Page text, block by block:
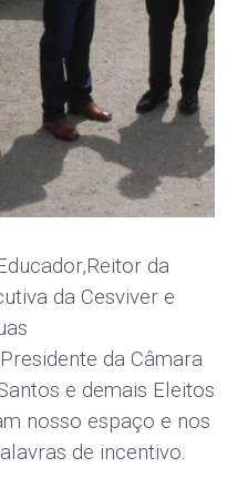
da
da Cesviver e
da Câmara
e demais Eleitos
de incentivo.
esteve como
"Revivendo" a
professora
presente, na